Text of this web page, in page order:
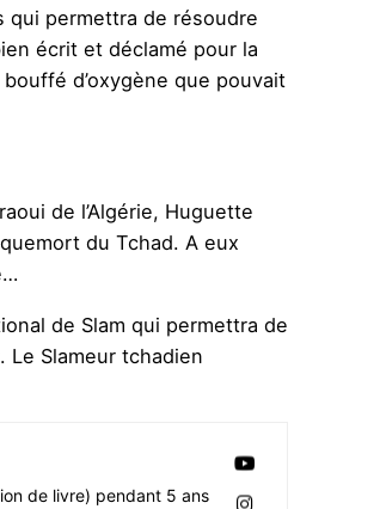
qui permettra de résoudre
écrit et déclamé pour la
d’oxygène que pouvait
de l’Algérie, Huguette
du Tchad. A eux
de Slam qui permettra de
Le Slameur tchadien
de livre) pendant 5 ans